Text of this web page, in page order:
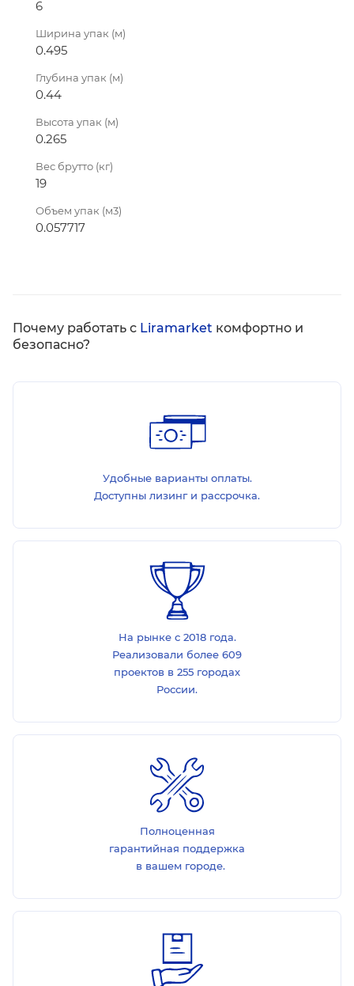
6
Ширина упак (м)
0.495
Глубина упак (м)
0.44
Высота упак (м)
0.265
Вес брутто (кг)
19
Объем упак (м3)
0.057717
Почему работать с Liramarket комфортно и
безопасно?
Удобные варианты оплаты.
Доступны лизинг и рассрочка.
На рынке с 2018 года.
Реализовали более 609
проектов в 255 городах
России.
Полноценная
гарантийная поддержка
в вашем городе.